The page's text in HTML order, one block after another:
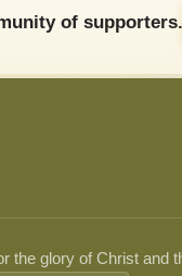
of supporters.
glory of Christ and